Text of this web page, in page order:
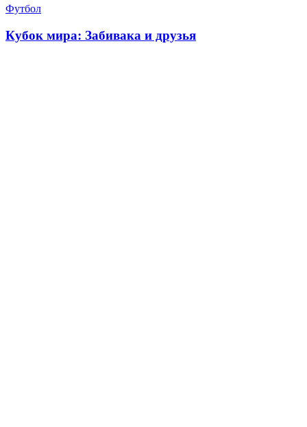
Футбол
Кубок мира: Забивака и друзья